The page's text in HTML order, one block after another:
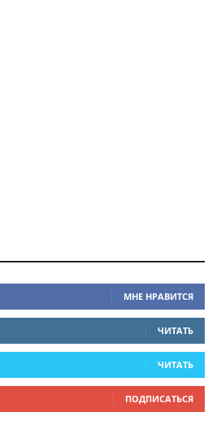
МНЕ НРАВИТСЯ
ЧИТАТЬ
ЧИТАТЬ
ПОДПИСАТЬСЯ